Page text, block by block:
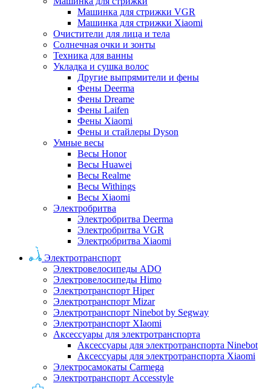
Машинка для стрижки VGR
Машинка для стрижки Xiaomi
Очистители для лица и тела
Солнечная очки и зонты
Техника для ванны
Укладка и сушка волос
Другие выпрямители и фены
Фены Deerma
Фены Dreame
Фены Laifen
Фены Xiaomi
Фены и стайлеры Dyson
Умные весы
Весы Honor
Весы Huawei
Весы Realme
Весы Withings
Весы Xiaomi
Электробритва
Электробритва Deerma
Электробритва VGR
Электробритва Xiaomi
Электротранспорт
Электровелосипеды ADO
Электровелосипеды Himo
Электротранспорт Hiper
Электротранспорт Mizar
Электротранспорт Ninebot by Segway
Электротранспорт XIaomi
Аксессуары для электротранспорта
Аксессуары для электротранспорта Ninebot
Аксессуары для электротранспорта Xiaomi
Электросамокаты Carmega
Электротранспорт Accesstyle